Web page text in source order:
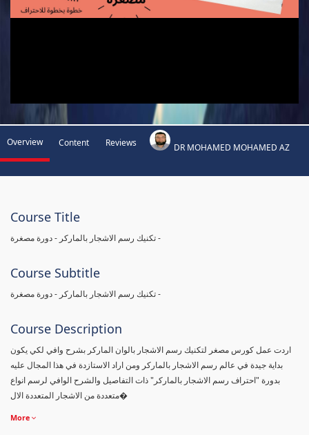
Overview Content Reviews DR MOHAMED MOHAMED AZ
Course Title
تكنيك رسم الاشجار بالماركر - دورة مصغرة -
Course Subtitle
تكنيك رسم الاشجار بالماركر - دورة مصغرة -
Course Description
اردت عمل كورس مصغر لتكنيك رسم الاشجار بالوان الماركر بشرح وافي لكي يكون
بداية جيدة في عالم رسم الاشجار بالماركر ومن اراد الاستازدة في هذا المجال عليه
بدورة "احتراف رسم الاشجار بالماركر" ذات التفاصيل والشرح الوافي لرسم انواع
متعددة من الاشجار المتعددة الال�
More